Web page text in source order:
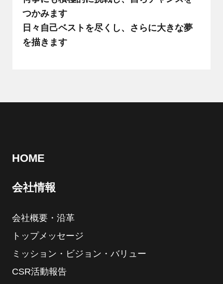
つかみます
日々自己ベストを尽くし、さらに大きな夢
を描きます
HOME
会社情報
会社概要・沿革
トップメッセージ
ミッション・ビジョン・バリュー
CSR活動報告